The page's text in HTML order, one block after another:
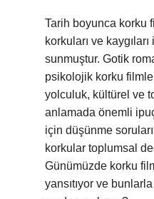
Tarih boyunca korku
korkuları ve
sunmuştur. Gotik
psikolojik korku
yolculuk, kültürel ve
anlamada önemli
için düşünme
korkular toplumsal
Günümüzde korku
yansıtıyor ve bunlarla